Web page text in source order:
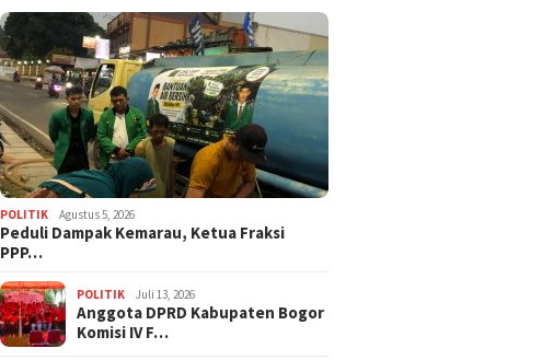
POLITIK Agustus 5, 2026
‎Peduli Dampak Kemarau, Ketua Fraksi
PPP…
POLITIK Juli 13, 2026
Anggota DPRD Kabupaten Bogor
Komisi IV F…